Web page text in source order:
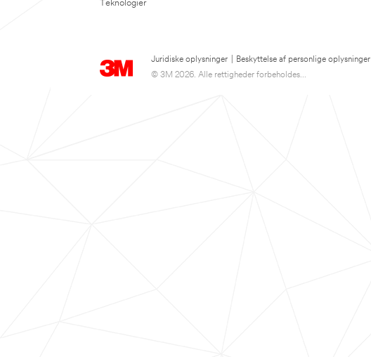
Teknologier
Juridiske oplysninger Beskyttelse af personlige oplysninger
© 3M 2026. Alle rettigheder forbeholdes...